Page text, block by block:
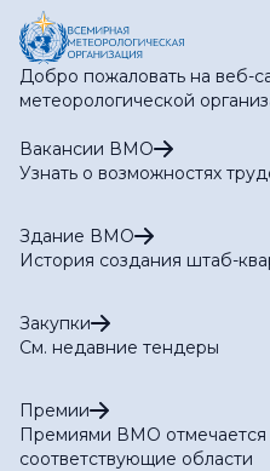
Добро пожаловать на веб-
метеорологической
Вакансии ВМО
Узнать о возможностях
Здание ВМО
История создания штаб-
Закупки
См. недавние тендеры
Премии
Премиями ВМО
соответствующие области